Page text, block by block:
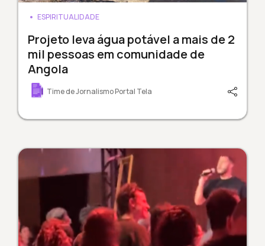
ESPIRITUALIDADE
Projeto leva água potável a mais de 2
mil pessoas em comunidade de
Angola
Time de Jornalismo Portal Tela